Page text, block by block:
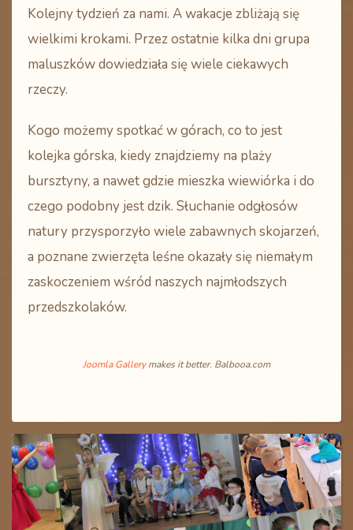
Kolejny tydzień za nami. A wakacje zbliżają się
wielkimi krokami. Przez ostatnie kilka dni grupa
maluszków dowiedziała się wiele ciekawych
rzeczy.
Kogo możemy spotkać w górach, co to jest
kolejka górska, kiedy znajdziemy na plaży
bursztyny, a nawet gdzie mieszka wiewiórka i do
czego podobny jest dzik. Słuchanie odgłosów
natury przysporzyło wiele zabawnych skojarzeń,
a poznane zwierzęta leśne okazały się niemałym
zaskoczeniem wśród naszych najmłodszych
przedszkolaków.
Joomla Gallerymakes it better. Balbooa.com